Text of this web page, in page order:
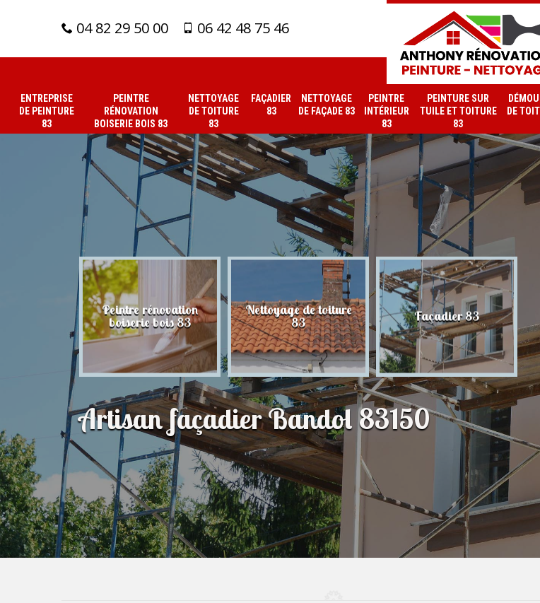
04 82 29 50 00 06 42 48 75 46
ENTREPRISE
DE PEINTURE
83
PEINTRE
RÉNOVATION
BOISERIE BOIS 83
NETTOYAGE
DE TOITURE
83
FAÇADIER
83
NETTOYAGE
DE FAÇADE 83
PEINTRE
INTÉRIEUR
83
PEINTURE SUR
TUILE ET TOITURE
83
DE
Peintre rénovation
boiserie bois 83
Nettoyage de toiture
83 Façadier 83
Artisan façadier Bandol 83150